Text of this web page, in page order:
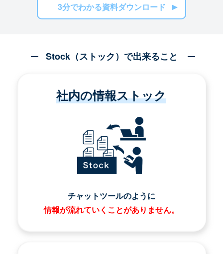
3分でわかる資料ダウンロード
Stock（ストック）で出来ること
社内の情報ストック
チャットツールのように
情報が流れていくことがありません。